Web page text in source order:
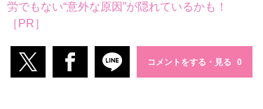
労でもない“意外な原因”が隠れているかも！
［PR］
コメントをする・見る